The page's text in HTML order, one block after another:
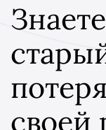
своей